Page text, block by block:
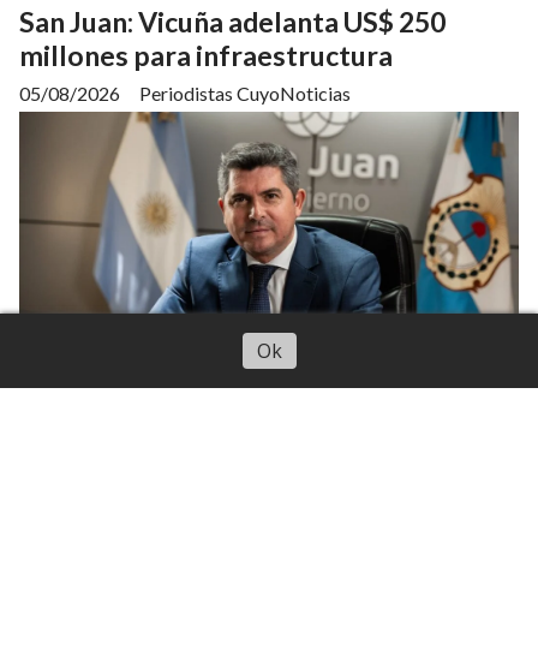
San Juan: Vicuña adelanta US$ 250
millones para infraestructura
Periodistas CuyoNoticias
05/08/2026
Ok